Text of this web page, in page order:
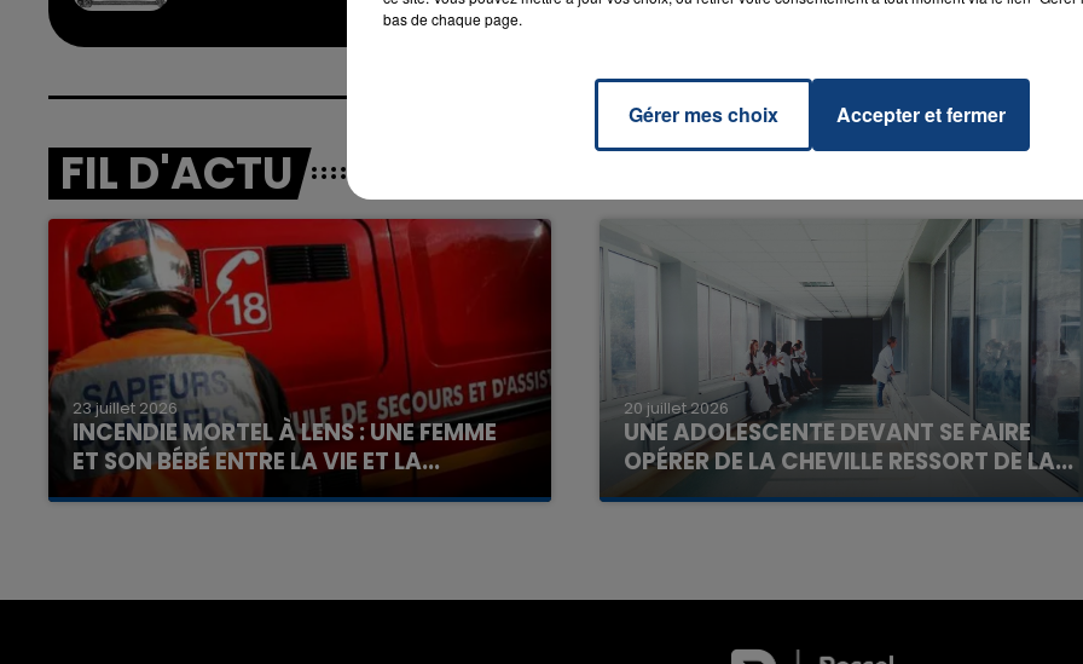
FIL D'ACTU
23 juillet 2026
INCENDIE MORTEL À LENS : UNE FEMME
ET SON BÉBÉ ENTRE LA VIE ET LA...
Un homme s'est immolé par le feu après avoir
20 juillet 2026
UNE ADOLESCENTE DEVANT SE FAIRE
OPÉRER DE LA CHEVILLE RESSORT DE LA...
La famille a porté plainte contre la clinique qui a
7h00 - 11h00
La Team de l'été
bas de chaque page.
Gérer mes choix Accepter et fermer